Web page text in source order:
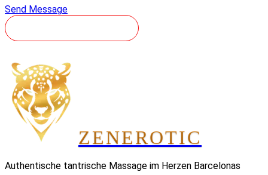
Send Message
ZENEROTIC
Authentische tantrische Massage im Herzen Barcelonas